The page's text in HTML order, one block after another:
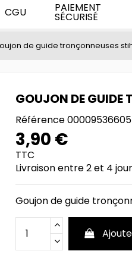
CGU PAIEMENT
SÉCURISÉ
de guide tronçonneuses
GOUJON DE
Référence00009536605
3,90 €
TTC
Livraison entre 2 et 4
Goujon de guide